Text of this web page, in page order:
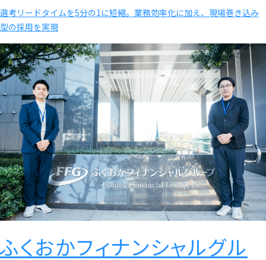
選考リードタイムを5分の1に短縮。業務効率化に加え、現場巻き込み
型の採用を実現
ふくおかフィナンシャルグル